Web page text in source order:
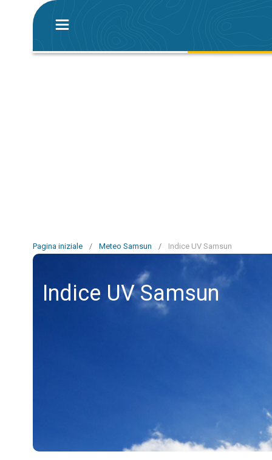
Pagina iniziale / Meteo Samsun / Indice UV Samsun
Indice UV Samsun